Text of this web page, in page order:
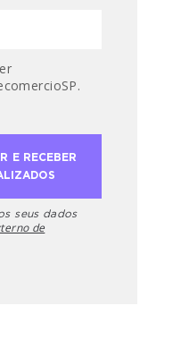
seus dados
de